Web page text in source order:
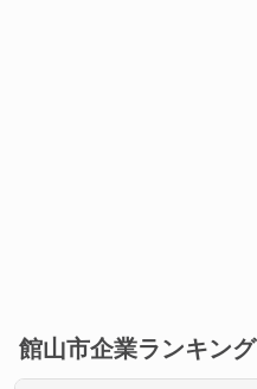
館山市企業ランキング